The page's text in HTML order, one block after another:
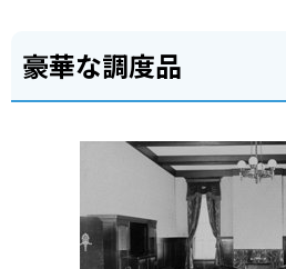
豪華な調度品